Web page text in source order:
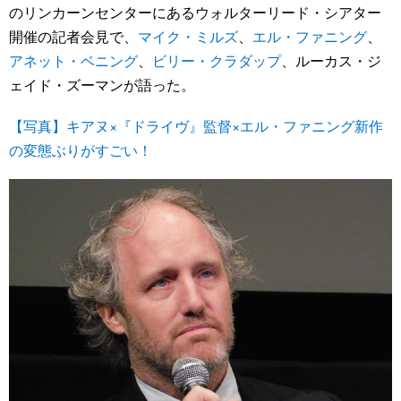
のリンカーンセンターにあるウォルターリード・シアター
開催の記者会見で、 マイク・ミルズ、 エル・ファニング、
アネット・ベニング、 ビリー・クラダップ、ルーカス・ジ
ェイド・ズーマンが語った。
【写真】キアヌ×『ドライヴ』監督×エル・ファニング新作
の変態ぶりがすごい！